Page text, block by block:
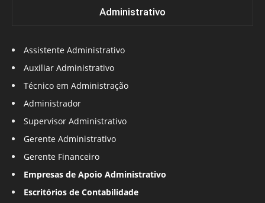
Administrativo
Assistente Administrativo
Auxiliar Administrativo
Técnico em Administração
Administrador
Supervisor Administrativo
Gerente Administrativo
Gerente Financeiro
Empresas de Apoio Administrativo
Escritórios de Contabilidade